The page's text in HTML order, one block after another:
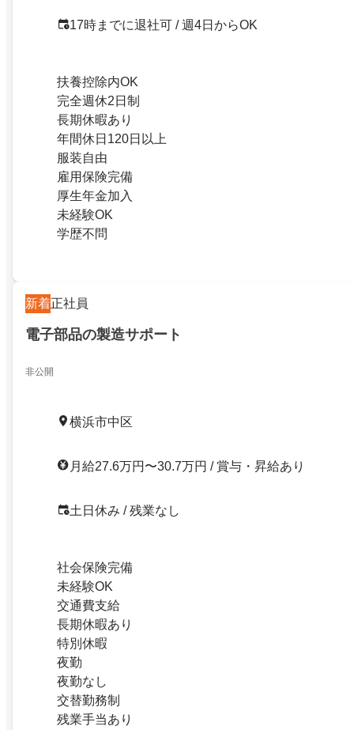
17時までに退社可 / 週4日からOK
扶養控除内OK
完全週休2日制
長期休暇あり
年間休日120日以上
服装自由
雇用保険完備
厚生年金加入
未経験OK
学歴不問
新着正社員
電子部品の製造サポート
非公開
横浜市中区
月給27.6万円〜30.7万円 / 賞与・昇給あり
土日休み / 残業なし
社会保険完備
未経験OK
交通費支給
長期休暇あり
特別休暇
夜勤
夜勤なし
交替勤務制
残業手当あり